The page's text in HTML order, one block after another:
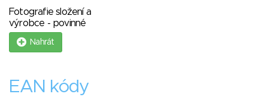
Fotografie složení a
výrobce - povinné
Nahrát
EAN kódy